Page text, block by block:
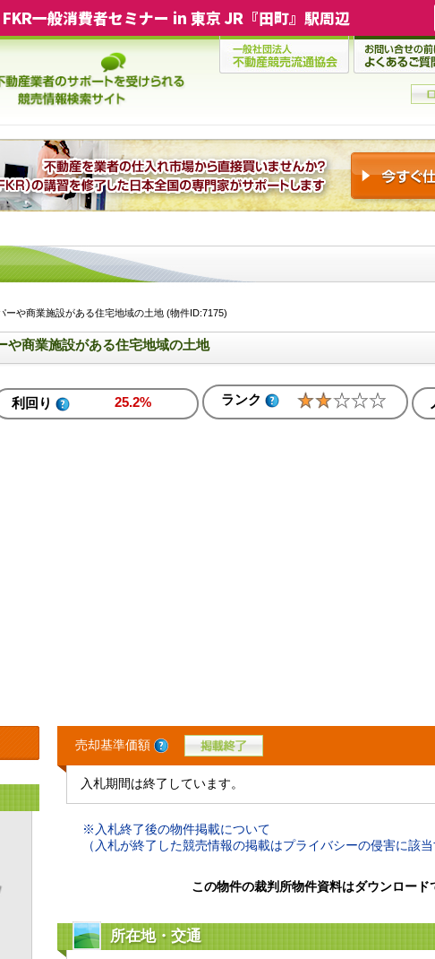
FKR一般消費者セミナー in 東京 JR『田町』駅周辺
や商業施設がある住宅地域の土地 (物件ID:7175)
や商業施設がある住宅地域の土地
利回り 25.2% ランク
売却基準価額
入札期間は終了しています。
※入札終了後の物件掲載について
（入札が終了した競売情報の掲載はプライバシーの侵害に該当
この物件の裁判所物件資料はダウンロード
所在地・交通